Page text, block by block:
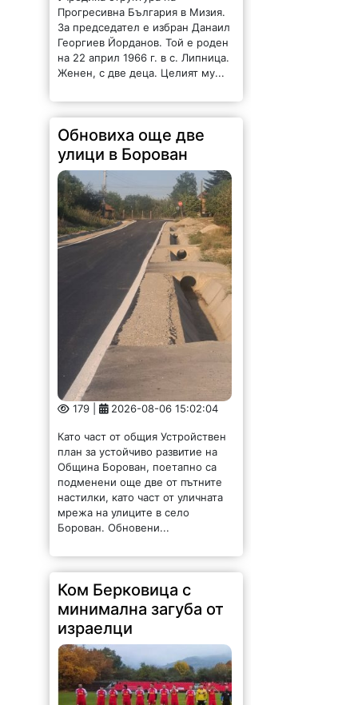
Прогресивна България в Мизия.
За председател е избран Данаил
Георгиев Йорданов. Той е роден
на 22 април 1966 г. в с. Липница.
Женен, с две деца. Целият му...
Обновиха още две
улици в Борован
179 | 2026-08-06 15:02:04
Като част от общия Устройствен
план за устойчиво развитие на
Община Борован, поетапно са
подменени още две от пътните
настилки, като част от уличната
мрежа на улиците в село
Борован. Обновени...
Ком Берковица с
минимална загуба от
израелци